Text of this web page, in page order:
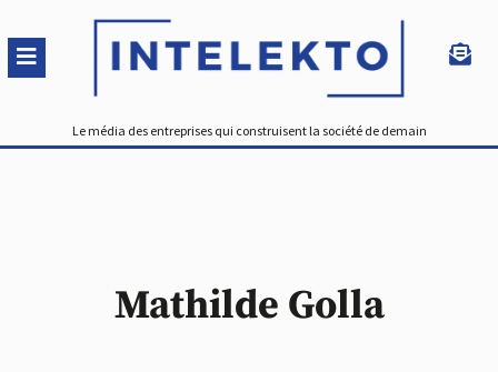
Le média des entreprises qui construisent la société de demain
Mathilde Golla